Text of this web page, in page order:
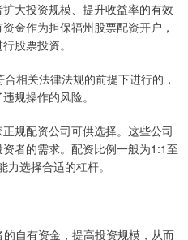
大投资规模、提升收益率的有效
金作为担保福州股票配资开户，
股票投资。
相关法律法规的前提下进行的，
规操作的风险。
规配资公司可供选择。这些公司
者的需求。配资比例一般为1:1至
选择合适的杠杆。
自有资金，提高投资规模，从而